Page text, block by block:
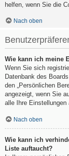
helfen, wenn Sie die
Nach oben
Wie kann ich meine
Wenn Sie sich
Datenbank des
den „Persönlichen
angezeigt, wenn Sie
alle Ihre Einstellungen
Nach oben
Wie kann ich
Liste auftaucht?